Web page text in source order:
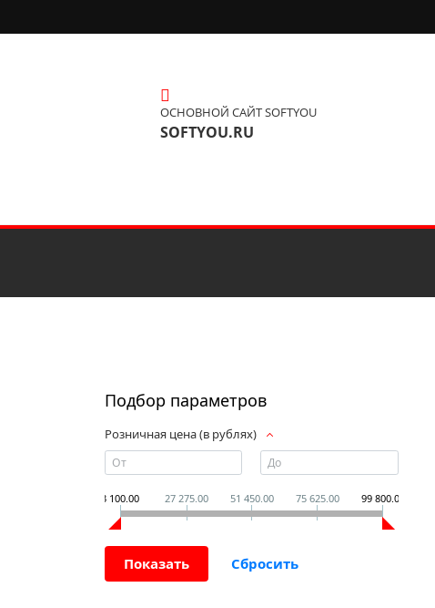
ОСНОВНОЙ САЙТ SOFTYOU
SOFTYOU.RU
Подбор параметров
Розничная цена (в рублях)
3 100.00 27 275.00 51 450.00 75 625.00 99 800.00